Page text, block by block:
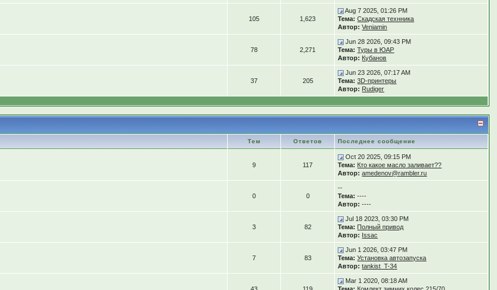
105 1,623
Aug 7 2025, 01:26 PM
Тема: Скадская технника
Автор: Veniamin
78 2,271
Jun 28 2026, 09:43 PM
Тема: Туры в ЮАР
Автор: Кубанов
37 205
Jun 23 2026, 07:17 AM
Тема: 3D-принтеры
Автор: Rudiger
Тем Ответов Последнее сообщение
9 117
Oct 20 2025, 09:15 PM
Тема: Кто какое масло заливает??
Автор: amedenov@rambler.ru
0 0
--
Тема: ----
Автор: ----
3 82
Jul 18 2023, 03:30 PM
Тема: Полный привод
Автор: Issac
7 83
Jun 1 2026, 03:47 PM
Тема: Установка автозапуска
Автор: tankist_T-34
Mar 1 2020, 08:18 AM